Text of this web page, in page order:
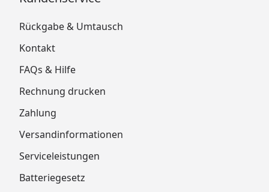
Rückgabe & Umtausch
Kontakt
FAQs & Hilfe
Rechnung drucken
Zahlung
Versandinformationen
Serviceleistungen
Batteriegesetz